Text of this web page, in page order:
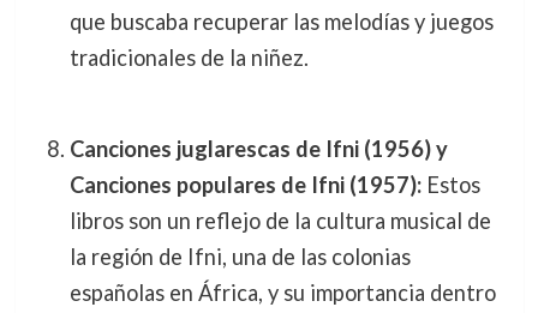
que buscaba recuperar las melodías y juegos
tradicionales de la niñez.
Canciones juglarescas de Ifni (1956) y
Canciones populares de Ifni (1957):Estos
libros son un reflejo de la cultura musical de
la región de Ifni, una de las colonias
españolas en África, y su importancia dentro